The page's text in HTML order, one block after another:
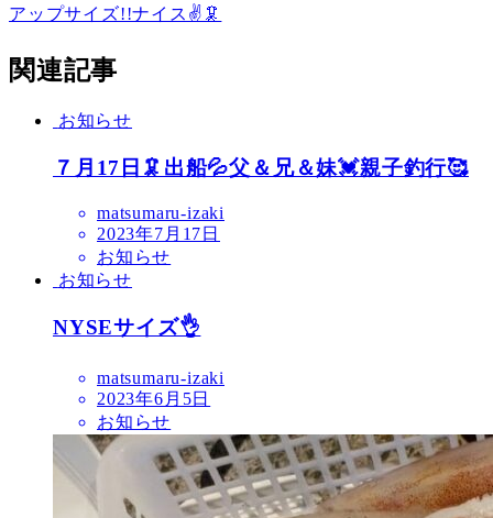
アップサイズ!!ナイス✌️🦑
関連記事
お知らせ
７月17日🦑出船💦父＆兄＆妹💓親子釣行🥰
matsumaru-izaki
2023年7月17日
お知らせ
お知らせ
NYSEサイズ👌
matsumaru-izaki
2023年6月5日
お知らせ